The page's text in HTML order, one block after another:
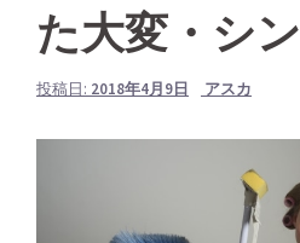
た大変・シ
投稿日: 2018年4月9日 アスカ